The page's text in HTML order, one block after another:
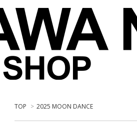
TOP > 2025 MOON DANCE